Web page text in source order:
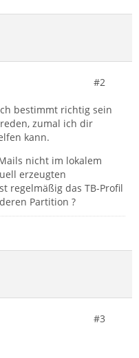
#2
bestimmt richtig sein
zumal ich dir
kann.
nicht im lokalem
erzeugten
regelmäßig das TB-Profil
Partition ?
#3